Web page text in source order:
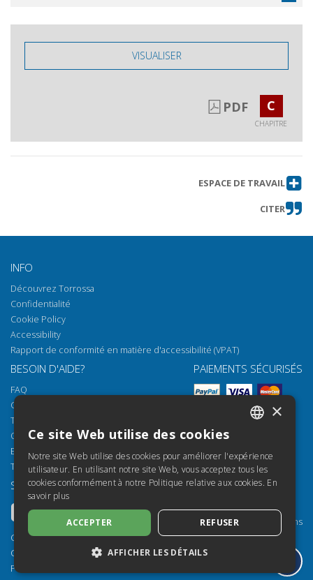
VISUALISER
PDF C
CHAPITRE
ESPACE DE TRAVAIL
CITER
INFO
Découvrez Torrossa
Confidentialité
Cookie Policy
Accessibility
Rapport de conformité en matière d'accessibilité (VPAT)
BESOIN D'AIDE?
FAQ
Comment ouvrir nos documents
Torrossa Reader
Options d'accès
Email: helpdesk@torrossa.com
Tel:
+39 055 5018800
PAIEMENTS SÉCURISÉS
SUIVEZ-NOUS
Copyright 2000-2026
Casalini Libri
P.IVA IT03106600483
NOS RESSOURCES
Torrossa pour Institutions
Torrossa Open
Library Services
SPANISH
FRENCH
ENGLISH
GERMAN
×
Ce site Web utilise des cookies
Notre site Web utilise des cookies pour améliorer l'expérience
utilisateur. En utilisant notre site Web, vous acceptez tous les
cookies conformément à notre Politique relative aux cookies. En
savoir plus
ACCEPTER REFUSER
AFFICHER LES DÉTAILS